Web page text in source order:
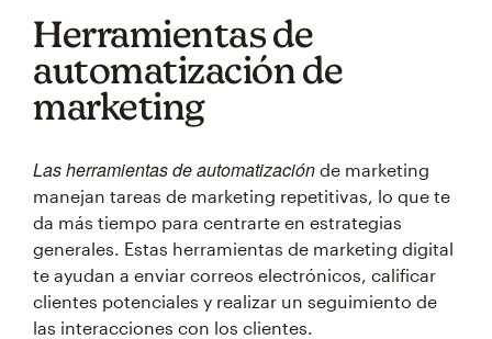
Herramientas de
automatización de
marketing
Las herramientas de automatización de marketing
manejan tareas de marketing repetitivas, lo que te
da más tiempo para centrarte en estrategias
generales. Estas herramientas de marketing digital
te ayudan a enviar correos electrónicos, calificar
clientes potenciales y realizar un seguimiento de
las interacciones con los clientes.